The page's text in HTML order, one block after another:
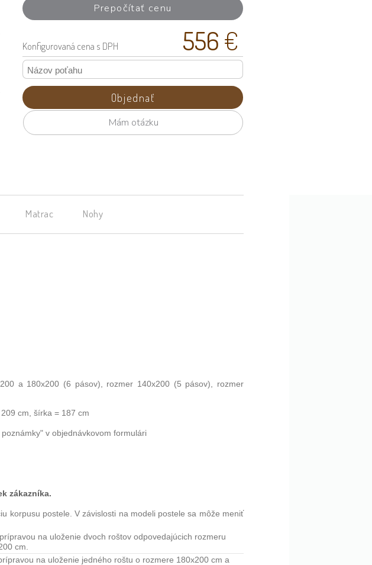
Prepočítať cenu
Konfigurovaná cena s DPH 556 €
Objednať
Mám otázku
Matrac Nohy
a 180x200 (6 pásov), rozmer 140x200 (5 pásov), rozmer
cm, šírka = 187 cm
v objednávkovom formulári
zákazníka.
korpusu postele. V závislosti na modeli postele sa môže meniť
na uloženie dvoch roštov odpovedajúcich rozmeru
cm.
na uloženie jedného roštu o rozmere 180x200 cm a